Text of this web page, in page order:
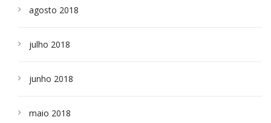
agosto 2018
julho 2018
junho 2018
maio 2018